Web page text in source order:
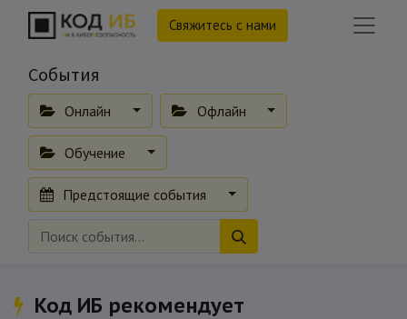
Свяжитесь с нами
События
Онлайн Офлайн
Обучение
Предстоящие события
Код ИБ рекомендует